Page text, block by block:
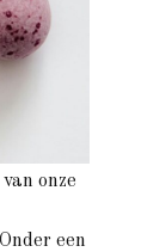
onze
een